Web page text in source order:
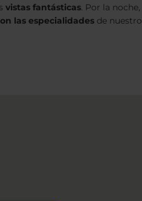
vistas fantásticas. Por la noche,
las especialidades de nuestro